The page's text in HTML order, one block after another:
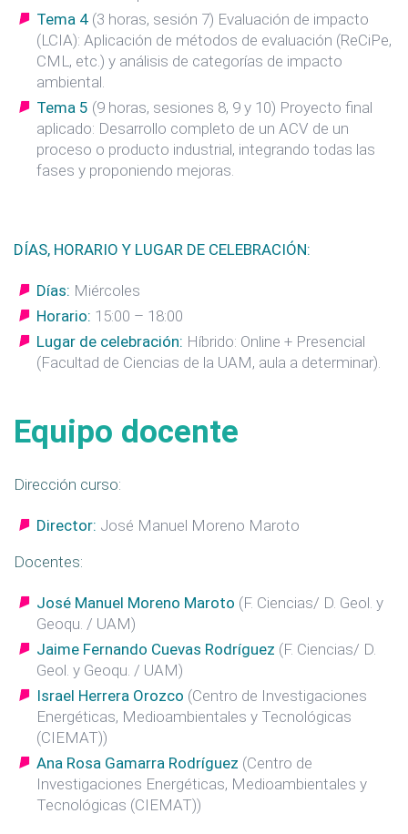
Tema 4 (3 horas, sesión 7) Evaluación de impacto
(LCIA): Aplicación de métodos de evaluación (ReCiPe,
CML, etc.) y análisis de categorías de impacto
ambiental.
Tema 5 (9 horas, sesiones 8, 9 y 10) Proyecto final
aplicado: Desarrollo completo de un ACV de un
proceso o producto industrial, integrando todas las
fases y proponiendo mejoras.
DÍAS, HORARIO Y LUGAR DE CELEBRACIÓN:
Días: Miércoles
Horario: 15:00 – 18:00
Lugar de celebración: Híbrido: Online + Presencial
(Facultad de Ciencias de la UAM, aula a determinar).
Equipo docente
Dirección curso:
Director: José Manuel Moreno Maroto
Docentes:
José Manuel Moreno Maroto (F. Ciencias/ D. Geol. y
Geoqu. / UAM)
Jaime Fernando Cuevas Rodríguez (F. Ciencias/ D.
Geol. y Geoqu. / UAM)
Israel Herrera Orozco (Centro de Investigaciones
Energéticas, Medioambientales y Tecnológicas
(CIEMAT))
Ana Rosa Gamarra Rodríguez (Centro de
Investigaciones Energéticas, Medioambientales y
Tecnológicas (CIEMAT))